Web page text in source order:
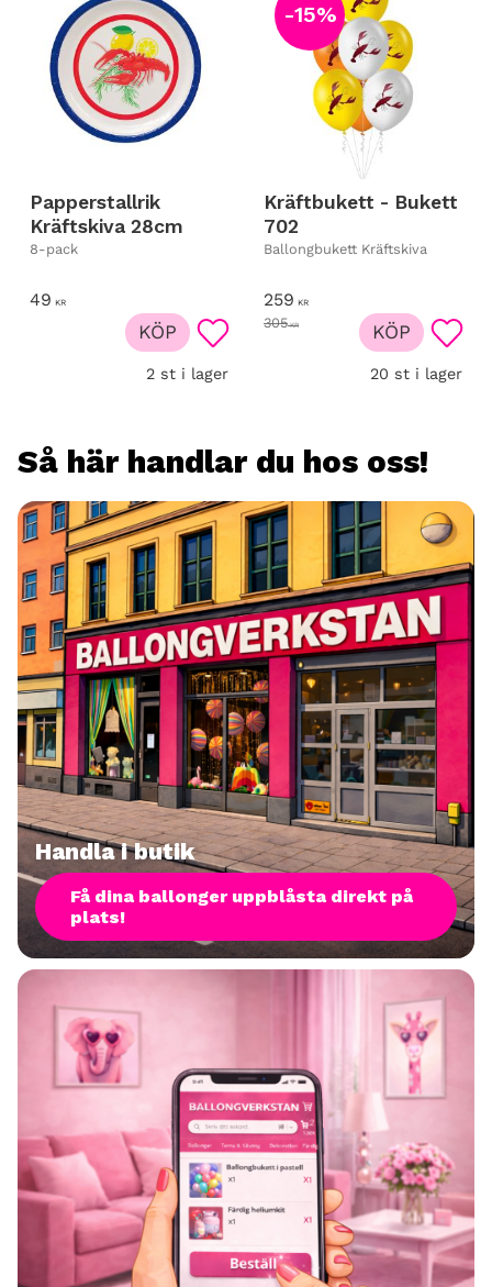
Papperstallrik
Kräftskiva 28cm
8-pack
49 KR
Lägg till i favoriter
2 st i lager
KÖP
Kräftbukett - Bukett
702
Ballongbukett Kräftskiva
259 KR
305KR
15%
20 st i lager
KÖP
Så här handlar du hos oss!
Handla i butik
Få dina ballonger uppblåsta direkt på
plats!